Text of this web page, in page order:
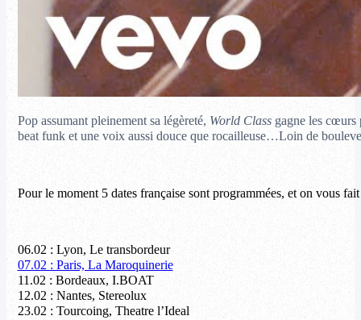
Pop assumant pleinement sa légèreté, World Classgagne les cœurs
beat funk et une voix aussi douce que rocailleuse…Loin de
Pour le moment 5 dates française sont programmées, et on vous
06.02 : Lyon, Le transbordeur
07.02 : Paris, La Maroquinerie
11.02 : Bordeaux, I.BOAT
12.02 : Nantes, Stereolux
23.02 : Tourcoing, Theatre l’Ideal